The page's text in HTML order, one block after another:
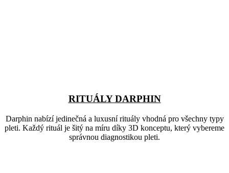
RITUÁLY DARPHIN
Darphin nabízí jedinečná a luxusní rituály vhodná pro všechny typy
pleti. Každý rituál je šitý na míru díky 3D konceptu, který vybereme
správnou diagnostikou pleti.